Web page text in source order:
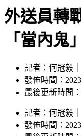
外送員轉
「當內鬼
記者：何冠毅
發佈時間：
最後更新時間
記者 ： 何冠毅
發佈時間：